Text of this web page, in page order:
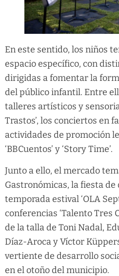
En este sentido, los niños
espacio específico, con
dirigidas a fomentar la
del público infantil. Entre
talleres artísticos y
Trastos’, los conciertos en
actividades de promoción
‘BBCuentos’ y ‘Story Time’.
Junto a ello, el mercado
Gastronómicas, la fiesta de
temporada estival ‘OLA
conferencias ‘Talento Tres
de la talla de Toni Nadal,
Díaz-Aroca y Víctor
vertiente de desarrollo
en el otoño del municipio.